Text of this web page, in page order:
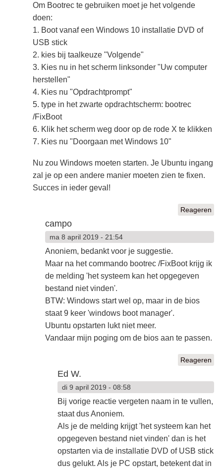
Om Bootrec te gebruiken moet je het volgende
doen:
1. Boot vanaf een Windows 10 installatie DVD of
USB stick
2. kies bij taalkeuze "Volgende"
3. Kies nu in het scherm linksonder "Uw computer
herstellen"
4. Kies nu "Opdrachtprompt"
5. type in het zwarte opdrachtscherm: bootrec
/FixBoot
6. Klik het scherm weg door op de rode X te klikken
7. Kies nu "Doorgaan met Windows 10"
Nu zou Windows moeten starten. Je Ubuntu ingang
zal je op een andere manier moeten zien te fixen.
Succes in ieder geval!
Reageren
campo
ma 8 april 2019 - 21:54
Anoniem, bedankt voor je suggestie.
Maar na het commando bootrec /FixBoot krijg ik
de melding 'het systeem kan het opgegeven
bestand niet vinden'.
BTW: Windows start wel op, maar in de bios
staat 9 keer 'windows boot manager'.
Ubuntu opstarten lukt niet meer.
Vandaar mijn poging om de bios aan te passen.
Reageren
Ed W.
di 9 april 2019 - 08:58
Bij vorige reactie vergeten naam in te vullen,
staat dus Anoniem.
Als je de melding krijgt 'het systeem kan het
opgegeven bestand niet vinden' dan is het
opstarten via de installatie DVD of USB stick
dus gelukt. Als je PC opstart, betekent dat in